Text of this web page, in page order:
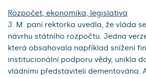
Rozpočet, ekonomika, legislativa
J. M. paní rektorka uvedla, že vláda
návrhu státního rozpočtu. Jedna
která obsahovala například snížení
institucionální podporu vědy, unikla
vládními představiteli dementována.